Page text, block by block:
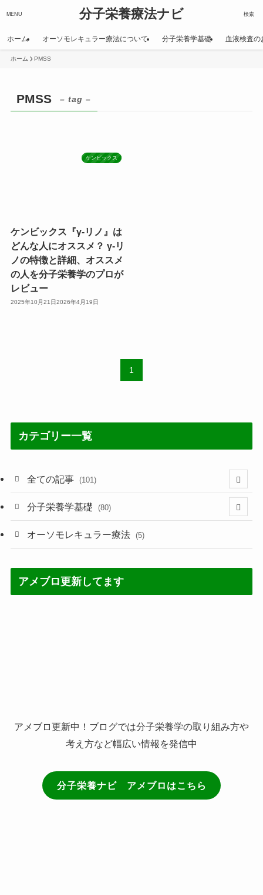
分子栄養療法ナビ 検索
MENU
ホーム オーソモレキュラー療法について 分子栄養学基礎 血液検査の
ホーム PMSS
PMSS – tag –
ケンビックス
ケンビックス『γ-リノ』は
どんな人にオススメ？ γ-リ
ノの特徴と詳細、オススメ
の人を分子栄養学のプロが
レビュー
2025年10月21日2026年4月19日
1
カテゴリー一覧
全ての記事 (101)
(1)
(60)
(2)
分子栄養学基礎 (80)
(60)
(7)
オーソモレキュラー療法 (5)
アメブロ更新してます
アメブロ更新中！ブログでは分子栄養学の取り組み方や
考え方など幅広い情報を発信中
分子栄養ナビ アメブロはこちら